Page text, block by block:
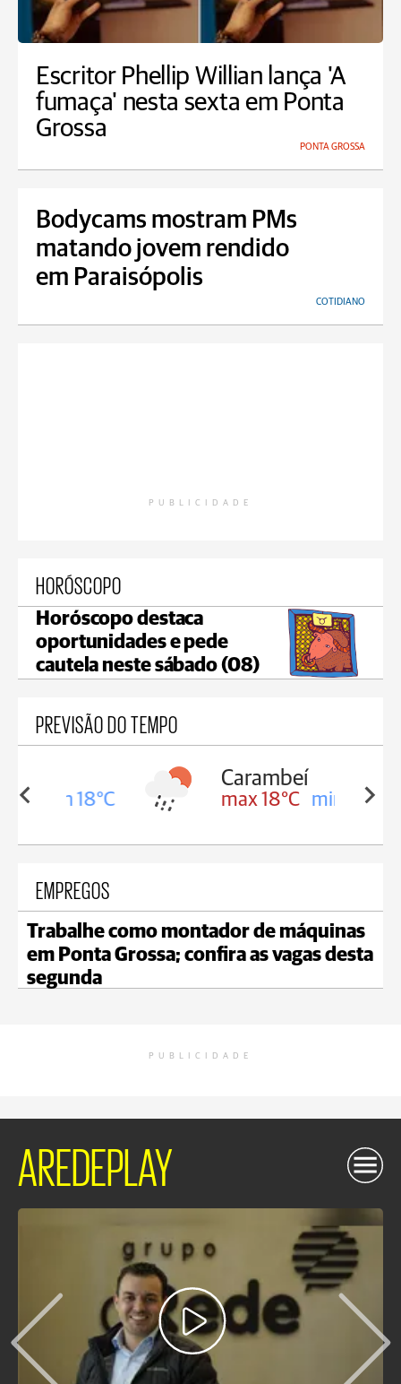
Escritor Phellip Willian lança 'A
fumaça' nesta sexta em Ponta
Grossa
PONTA GROSSA
Bodycams mostram PMs
matando jovem rendido
em Paraisópolis
COTIDIANO
PUBLICIDADE
HORÓSCOPO
Horóscopo destaca
oportunidades e pede
cautela neste sábado (08)
PREVISÃO DO TEMPO
18°C
Carambeí
max 18°C min 17°C
EMPREGOS
Trabalhe como montador de máquinas
em Ponta Grossa; confira as vagas desta
segunda
PUBLICIDADE
AREDEPLAY